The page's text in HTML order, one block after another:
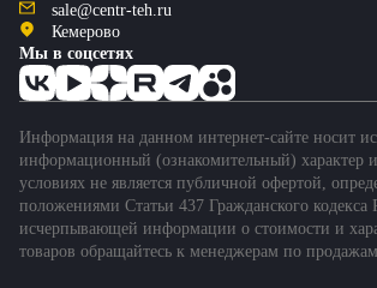
sale@centr-teh.ru
Кемерово
Мы в соцсетях
Информация на данном интернет-сайте носит
информационный (ознакомительный) характер
условиях не является публичной офертой,
положениями Статьи 437 Гражданского
исчерпывающей информации о стоимости и
товаров обращайтесь к менеджерам по